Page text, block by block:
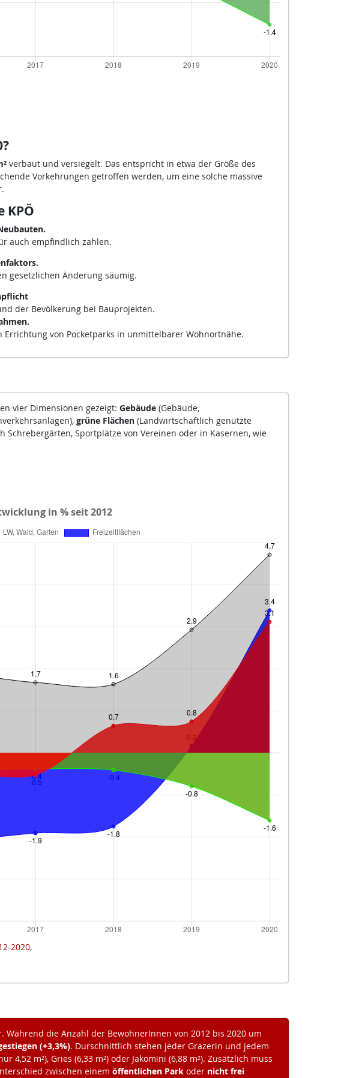
?
verbaut und versiegelt. Das entspricht in etwa der Größe des
Vorkehrungen getroffen werden, um eine solche massive
KPÖ
auch empfindlich zahlen.
gesetzlichen Änderung säumig.
der Bevölkerung bei Bauprojekten.
von Pocketparks in unmittelbarer Wohnortnähe.
vier Dimensionen gezeigt: Gebäude (Gebäude,
grüne Flächen(Landwirtschaftlich genutzte
Schrebergärten, Sportplätze von Vereinen oder in Kasernen, wie
2020,
Während die Anzahl der BewohnerInnen von 2012 bis 2020 um
(+3,3%). Durschnittlich stehen jeder Grazerin und jedem
m²), Gries (6,33 m²) oder Jakomini (6,88 m²). Zusätzlich muss
zwischen einem öffentlichen Parkoder nicht frei